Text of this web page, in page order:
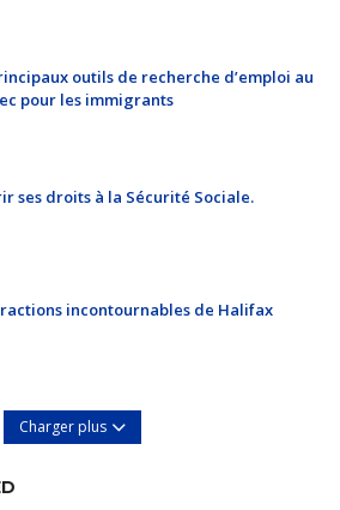
outils de recherche d’emploi au
pour les immigrants
ses droits à la Sécurité Sociale.
incontournables de Halifax
Charger plus